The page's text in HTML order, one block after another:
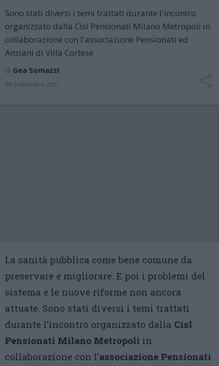
Sono stati diversi i temi trattati durante l'incontro
organizzato dalla Cisl Pensionati Milano Metropoli in
collaborazione con l'associazione Pensionati ed
Anziani di Villa Cortese
di Gea Somazzi
08 Settembre 2022
La sanità pubblica come bene comune da
preservare e migliorare. E poi i problemi del
sistema e le nuove riforme non ancora
attuate. Sono stati diversi i temi trattati
durante l’incontro organizzato dalla Cisl
Pensionati Milano Metropoli in
collaborazione con l’associazione Pensionati